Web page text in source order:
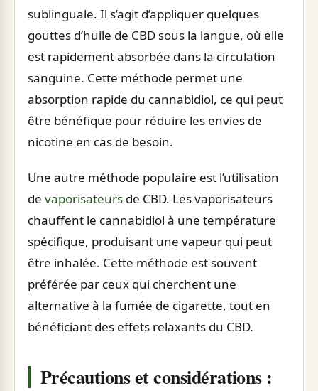
sublinguale. Il s’agit d’appliquer quelques
gouttes d’huile de CBD sous la langue, où elle
est rapidement absorbée dans la circulation
sanguine. Cette méthode permet une
absorption rapide du cannabidiol, ce qui peut
être bénéfique pour réduire les envies de
nicotine en cas de besoin.
Une autre méthode populaire est l’utilisation
de vaporisateurs de CBD. Les vaporisateurs
chauffent le cannabidiol à une température
spécifique, produisant une vapeur qui peut
être inhalée. Cette méthode est souvent
préférée par ceux qui cherchent une
alternative à la fumée de cigarette, tout en
bénéficiant des effets relaxants du CBD.
Précautions et considérations :